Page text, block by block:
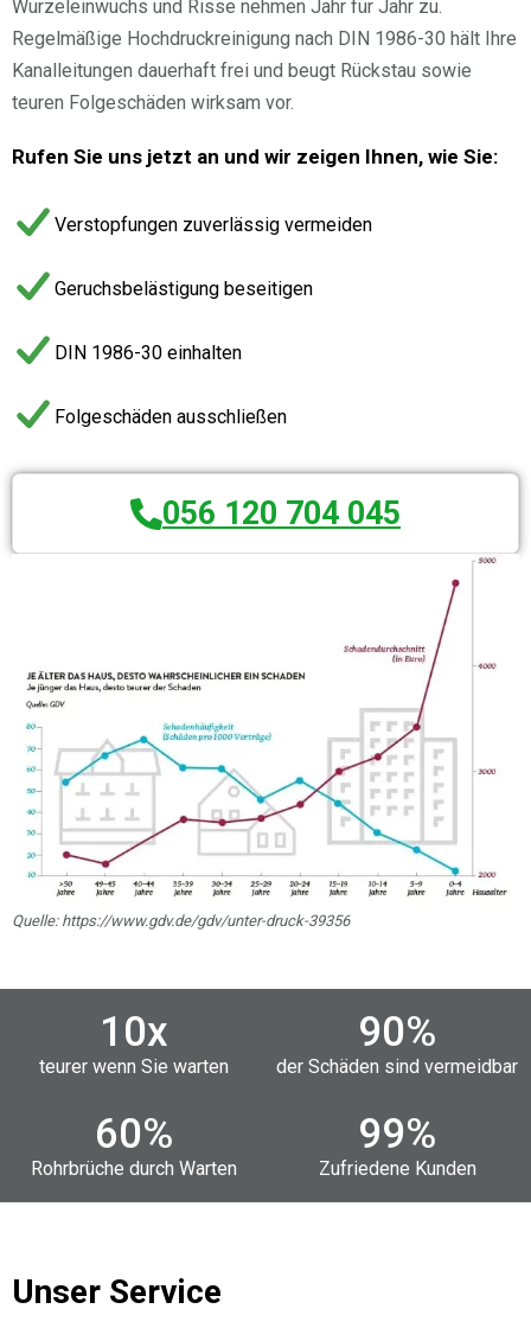
Quelle: https://www.gdv.de/gdv/unter-druck-39356
Wurzeleinwuchs und Risse nehmen Jahr für Jahr zu.
Regelmäßige Hochdruckreinigung nach DIN 1986-30 hält Ihre
Kanalleitungen dauerhaft frei und beugt Rückstau sowie
teuren Folgeschäden wirksam vor.
Rufen Sie uns jetzt an und wir zeigen Ihnen, wie Sie:
Verstopfungen zuverlässig vermeiden
Geruchsbelästigung beseitigen
DIN 1986-30 einhalten
Folgeschäden ausschließen
056 120 704 045
10x
teurer wenn Sie warten
90%
der Schäden sind vermeidbar
60%
Rohrbrüche durch Warten
99%
Zufriedene Kunden
Unser Service